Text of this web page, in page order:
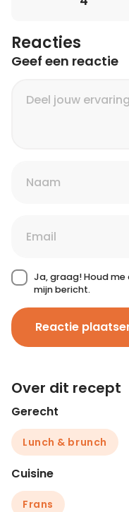
Reacties
Geef een reactie
Ja, graag! Houd
mijn bericht.
Reactie
Over dit recept
Gerecht
Lunch & brunch
Cuisine
Frans